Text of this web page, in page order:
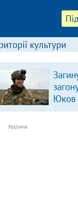
культури
Юков
РЕКЛАМА